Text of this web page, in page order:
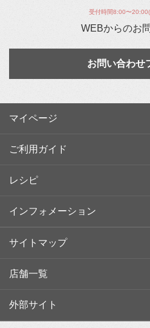
受付時間8:00〜
WEBからのお
お問い合わせ
マイページ
ご利用ガイド
レシピ
インフォメーション
サイトマップ
店舗一覧
外部サイト